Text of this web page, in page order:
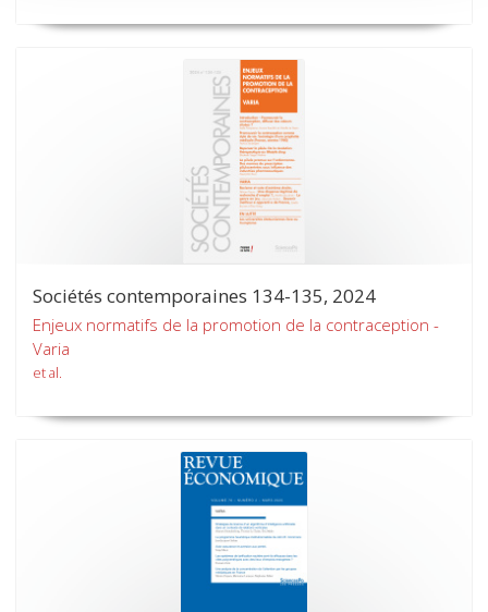
Sociétés contemporaines 134-135, 2024
Enjeux normatifs de la promotion de la contraception -
Varia
et al.